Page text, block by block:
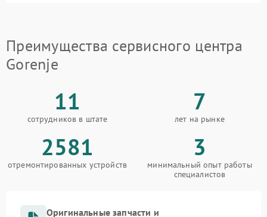
Преимущества сервисного центра
Gorenje
11
сотрудников в штате
7
лет на рынке
2581
отремонтированных устройств
3
минимальный опыт работы
специалистов
Оригинальные запчасти и